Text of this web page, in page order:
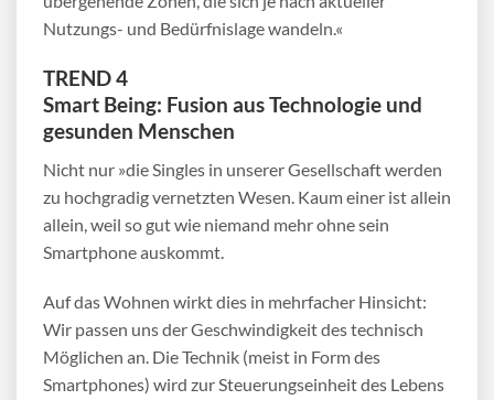
Nutzungs- und Bedürfnislage wandeln.«
TREND 4
Smart Being: Fusion aus Technologie und
gesunden Menschen
Nicht nur »die Singles in unserer Gesellschaft werden
zu hochgradig vernetzten Wesen. Kaum einer ist allein
allein, weil so gut wie niemand mehr ohne sein
Smartphone auskommt.
Auf das Wohnen wirkt dies in mehrfacher Hinsicht:
Wir passen uns der Geschwindigkeit des technisch
Möglichen an. Die Technik (meist in Form des
Smartphones) wird zur Steuerungseinheit des Lebens